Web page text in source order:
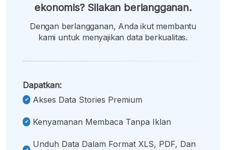
ekonomis? Silakan berlangganan.
Dengan berlangganan, Anda ikut membantu
kami untuk menyajikan data berkualitas.
Dapatkan:
Akses Data Stories Premium
Kenyamanan Membaca Tanpa Iklan
Unduh Data Dalam Format XLS, PDF, Dan